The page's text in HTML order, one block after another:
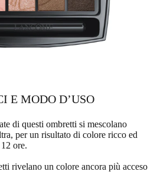
E MODO D’USO​
di questi ombretti si mescolano
per un risultato di colore ricco ed
ore.
rivelano un colore ancora più acceso